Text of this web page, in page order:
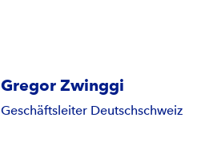
Gregor Zwinggi
Geschäftsleiter Deutschschweiz